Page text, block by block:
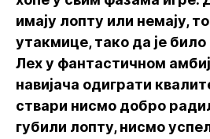
имају лопту или немају,
утакмице, тако да је
Лех у фантастичном
навијача одиграти
ствари нисмо добро
губили лопту, нисмо